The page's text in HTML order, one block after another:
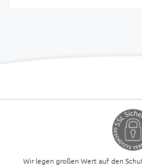
Wir legen großen Wert auf den